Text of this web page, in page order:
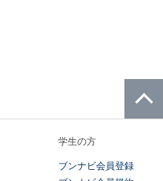
学生の方
ブンナビ会員登録